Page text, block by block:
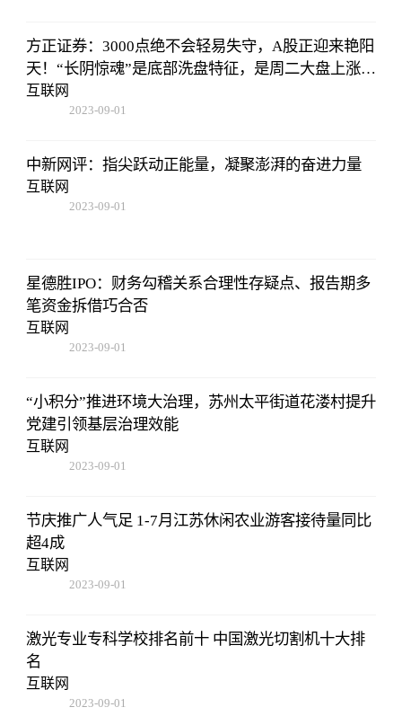
方正证券：3000点绝不会轻易失守，A股正迎来艳阳
天！“长阴惊魂”是底部洗盘特征，是周二大盘上涨的
原因
互联网
2023-09-01
中新网评：指尖跃动正能量，凝聚澎湃的奋进力量
互联网
2023-09-01
星德胜IPO：财务勾稽关系合理性存疑点、报告期多
笔资金拆借巧合否
互联网
2023-09-01
“小积分”推进环境大治理，苏州太平街道花溇村提升
党建引领基层治理效能
互联网
2023-09-01
节庆推广人气足 1-7月江苏休闲农业游客接待量同比
超4成
互联网
2023-09-01
激光专业专科学校排名前十 中国激光切割机十大排
名
互联网
2023-09-01